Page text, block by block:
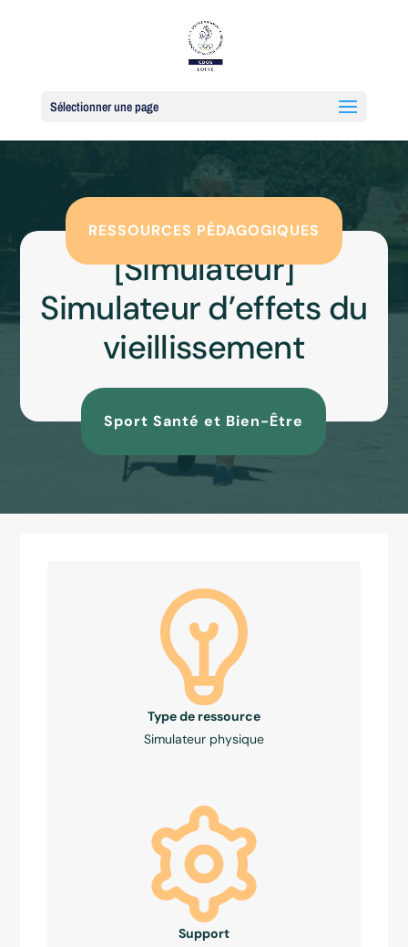
Sélectionner une page
RESSOURCES PÉDAGOGIQUES
[Simulateur]
Simulateur d’effets du
vieillissement
Sport Santé et Bien-Être
Type de ressource
Simulateur physique
Support